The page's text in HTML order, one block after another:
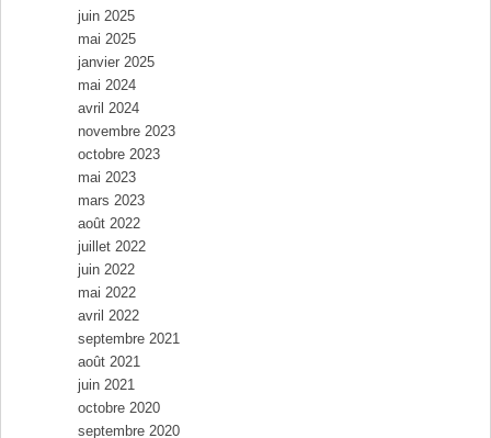
juin 2025
mai 2025
janvier 2025
mai 2024
avril 2024
novembre 2023
octobre 2023
mai 2023
mars 2023
août 2022
juillet 2022
juin 2022
mai 2022
avril 2022
septembre 2021
août 2021
juin 2021
octobre 2020
septembre 2020